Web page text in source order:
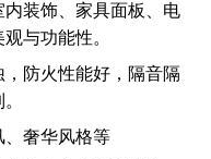
内装饰、家具面板、电
与功能性。
防火性能好，隔音隔
、奢华风格等